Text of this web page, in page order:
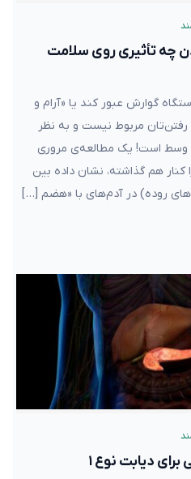
چه تأثیری روی سلامت
گوارش عبور کند یا «آرام و
مربوط نیست و به نظر
است! یک مطالعه‌ی مروری
هم گذاشته، نشان داده بین
روده) در آدم‌های با «هضم […]
دیابت نوع ۱